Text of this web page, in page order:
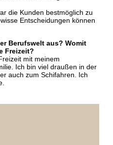
die Kunden bestmöglich zu
Entscheidungen können
Berufswelt aus? Womit
Freizeit?
mit meinem
Ich bin viel draußen in der
auch zum Schifahren. Ich